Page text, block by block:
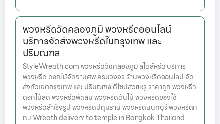
พวงหรีดวัดคลองภูมิ พวงหรีดออนไลน์
บริการจัดส่งพวงหรีดในกรุงเทพ และ
ปริมณฑล
StyleWreath.com พวงหรีดวัดคลองภูมิ สไตล์หรีด บริการ
พวงหรีด ดอกไม้จัดงานศพ ครบวงจร ร้านพวงหรีดออนไลน์ จัด
ส่งทั่วเขตกรุงเทพ และ ปริมณฑล ดีไซน์สวยหรู ราคาถูก พวงหรีด
ดอกไม้สด พวงหรีดพัดลม พวงหรีดต้นไม้ พวงหรีดของใช้
พวงหรีดสำเร็จรูป พวงหรีดปทุมธานี พวงหรีดนนทบุรี พวงหรีดก
ทม Wreath delivery to temple in Bangkok Thailand